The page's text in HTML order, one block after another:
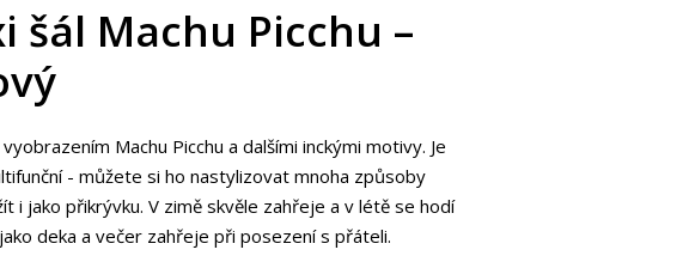
šál Machu Picchu –
Machu Picchu a dalšími inckými motivy. Je
- můžete si ho nastylizovat mnoha způsoby
i jako přikrývku. V zimě skvěle zahřeje a v létě se hodí
deka a večer zahřeje při posezení s přáteli.